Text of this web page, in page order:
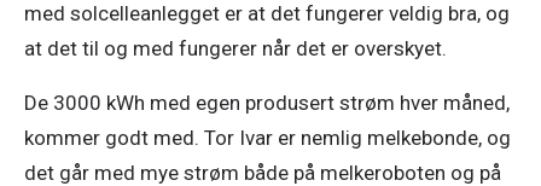
med solcelleanlegget er at det fungerer veldig bra, og
at det til og med fungerer når det er overskyet.
De 3000 kWh med egen produsert strøm hver måned,
kommer godt med. Tor Ivar er nemlig melkebonde, og
det går med mye strøm både på melkeroboten og på